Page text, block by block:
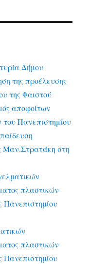
Δήμου
της προέλευσης
της Φαιστού
αποφοίτων
Πανεπιστημίου
Μαν.Στρατάκη στη
πλαστικών
Πανεπιστημίου
πλαστικών
Πανεπιστημίου